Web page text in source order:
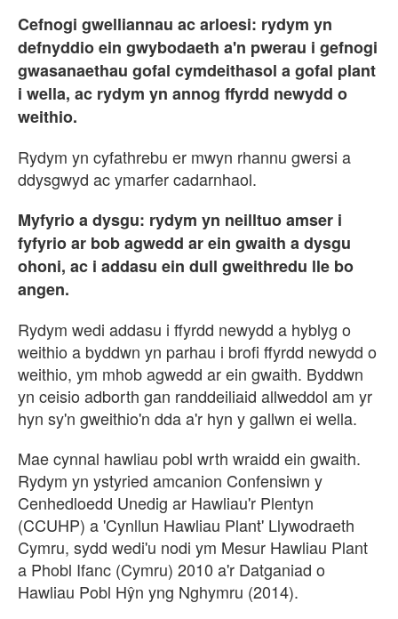
Cefnogi gwelliannau ac arloesi: rydym yn
defnyddio ein gwybodaeth a'n pwerau i gefnogi
gwasanaethau gofal cymdeithasol a gofal plant
i wella, ac rydym yn annog ffyrdd newydd o
weithio.
Rydym yn cyfathrebu er mwyn rhannu gwersi a
ddysgwyd ac ymarfer cadarnhaol.
Myfyrio a dysgu: rydym yn neilltuo amser i
fyfyrio ar bob agwedd ar ein gwaith a dysgu
ohoni, ac i addasu ein dull gweithredu lle bo
angen.
Rydym wedi addasu i ffyrdd newydd a hyblyg o
weithio a byddwn yn parhau i brofi ffyrdd newydd o
weithio, ym mhob agwedd ar ein gwaith. Byddwn
yn ceisio adborth gan randdeiliaid allweddol am yr
hyn sy'n gweithio'n dda a'r hyn y gallwn ei wella.
Mae cynnal hawliau pobl wrth wraidd ein gwaith.
Rydym yn ystyried amcanion Confensiwn y
Cenhedloedd Unedig ar Hawliau'r Plentyn
(CCUHP) a 'Cynllun Hawliau Plant' Llywodraeth
Cymru, sydd wedi'u nodi ym Mesur Hawliau Plant
a Phobl Ifanc (Cymru) 2010 a'r Datganiad o
Hawliau Pobl Hŷn yng Nghymru (2014).